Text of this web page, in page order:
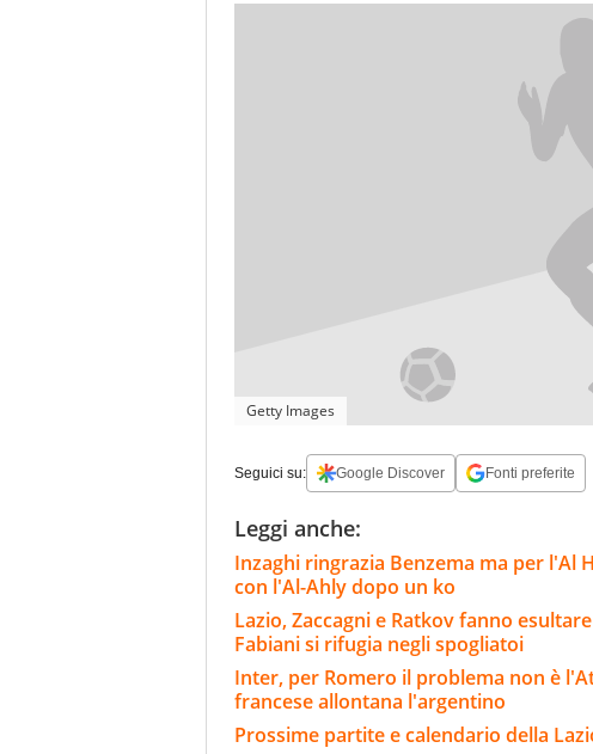
Getty Images
Seguici su: Google Discover Fonti preferite
Leggi anche:
Inzaghi ringrazia Benzema ma per l'Al
con l'Al-Ahly dopo un ko
Lazio, Zaccagni e Ratkov fanno
Fabiani si rifugia negli spogliatoi
Inter, per Romero il problema non è
francese allontana l'argentino
Prossime partite e calendario della